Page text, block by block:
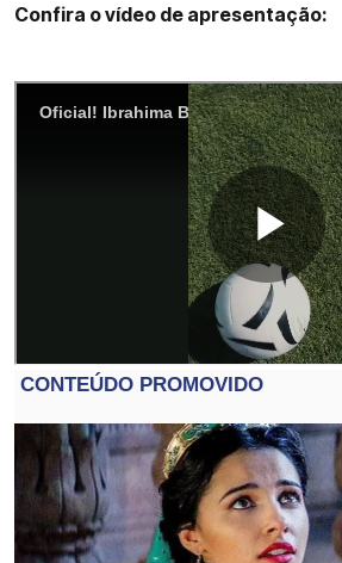
Confira o vídeo de apresentação: